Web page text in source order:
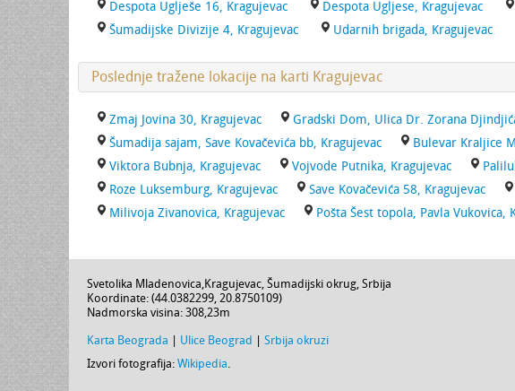
Despota Uglješe 16, Kragujevac
Despota Ugljese, Kragujevac
Šumadijske Divizije 4, Kragujevac
Udarnih brigada, Kragujevac
Poslednje tražene lokacije na karti Kragujevac
Zmaj Jovina 30, Kragujevac Gradski Dom, Ulica Dr. Zorana
Šumadija sajam, Save Kovačevića bb, Kragujevac
Bulevar Kraljice
Viktora Bubnja, Kragujevac
Vojvode Putnika, Kragujevac
Roze Luksemburg, Kragujevac
Save Kovačevića 58, Kragujevac
Milivoja Zivanovica, Kragujevac
Pošta Šest topola, Pavla Vukovica,
Svetolika Mladenovica,Kragujevac, Šumadijski okrug, Srbija
Koordinate: (44.0382299, 20.8750109)
Nadmorska visina: 308,23m
Karta Beograda Ulice Beograd
Srbija okruzi
Izvori fotografija: Wikipedia.